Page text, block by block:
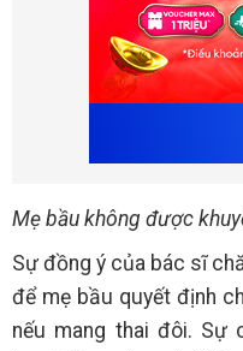
Mẹ bầu không được
Sự đồng ý của bác sĩ
để mẹ bầu quyết định
nếu mang thai đôi. Sự